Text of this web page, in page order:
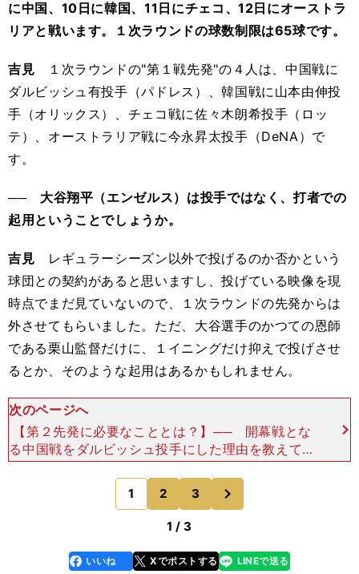
に中国、10日に韓国、11日にチェコ、12日にオーストラ
リアと戦います。１次ラウンドの球数制限は65球です。
吉見 １次ラウンドの"第１戦先発"の４人は、中国戦に
ダルビッシュ有投手（パドレス）、韓国戦に山本由伸投
手（オリックス）、チェコ戦に佐々木朗希投手（ロッ
テ）、オーストラリア戦に今永昇太投手（DeNA）で
す。
── 大谷翔平（エンゼルス）は投手ではなく、打者での
起用ということでしょうか。
吉見 レギュラーシーズン以外で投げるのか否かという
球団との契約があると思いますし、投げている映像を現
時点でまだ見ていないので、１次ラウンドの先発からは
外させてもらいました。ただ、大谷選手のかつての恩師
である栗山監督だけに、１イニングだけ抑えで投げさせ
るとか、そのような起用はあるかもしれません。
次のページへ
【第２先発に必要なこととは？】── 開幕戦とな
る中国戦をダルビッシュ投手にした理由を教えてく
ださい。吉見 野球というのは、最初の試合が大事
です。普通に考えれば中国に負けることはないと思
いますが、同
1 2 3
1 / 3
faceboo
k
いいね Xでポストする
line LINEで送る